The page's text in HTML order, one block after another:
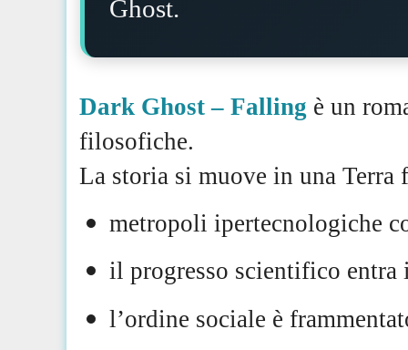
Ghost.
Dark Ghost – Falling è un
filosofiche.
La storia si muove in una Terra
metropoli ipertecnologiche
il progresso scientifico
l’ordine sociale è